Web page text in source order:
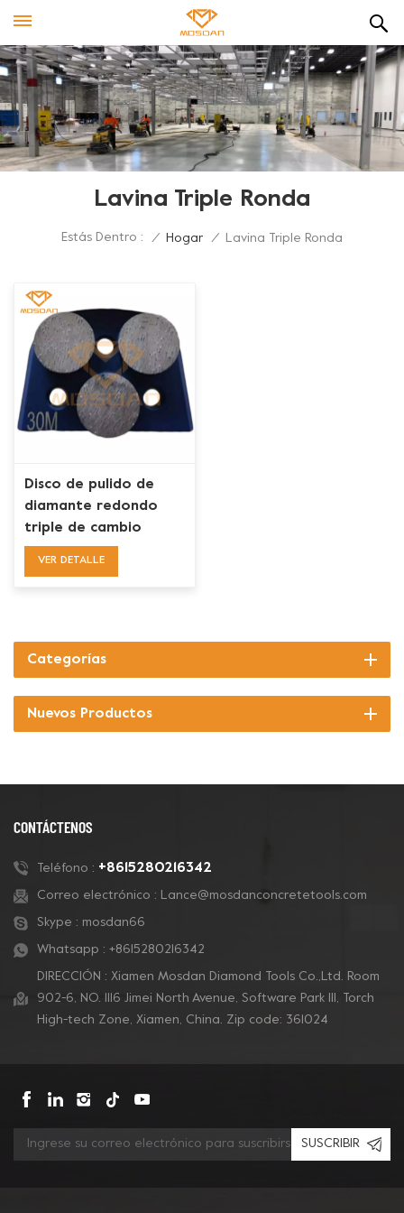
Lavina Triple Ronda
Estás Dentro : / Hogar / Lavina Triple Ronda
Disco de pulido de
diamante redondo
triple de cambio
rápido para pulido de
VER DETALLE
Categorías
Nuevos Productos
CONTÁCTENOS
Teléfono : +8615280216342
Correo electrónico : Lance@mosdanconcretetools.com
Skype : mosdan66
Whatsapp : +8615280216342
DIRECCIÓN : Xiamen Mosdan Diamond Tools Co.,Ltd. Room
902-6, NO. 1116 Jimei North Avenue, Software Park Ill, Torch
High-tech Zone, Xiamen, China. Zip code: 361024
SUSCRIBIR